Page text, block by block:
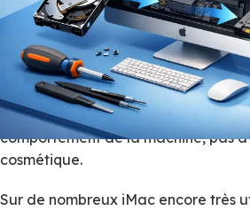
fige, la roue multicolore qui revient
pourtant simples qui s’ouvrent au
majorité des cas, le sujet n’est pas
vrai problème, c’est souvent le
de réparation iMac disque dur lent
on parle d’une intervention qui
comportement de la machine, pas
cosmétique.
Sur de nombreux iMac encore très